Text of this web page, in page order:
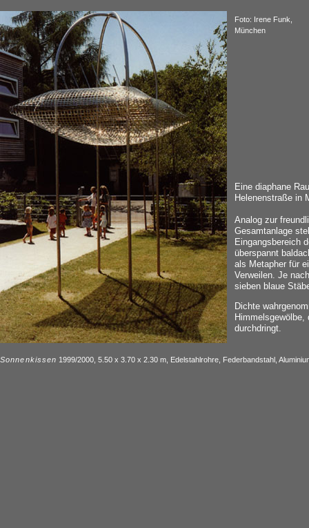
Eine diaphane
Helenenstraße in
Analog zur
Gesamtanlage
Eingangsbereich
überspannt
als Metapher für
Verweilen. Je
sieben blaue
Dichte
durchdringt.
Foto: Irene Funk,
München
Sonnenkissen 1999/2000, 5.50 x 3.70 x 2.30 m, Edelstahlrohre, Federbandstahl,